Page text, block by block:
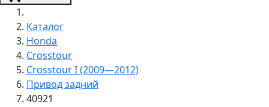
Каталог
Honda
Crosstour
Crosstour I (2009—2012)
Привод задний
40921